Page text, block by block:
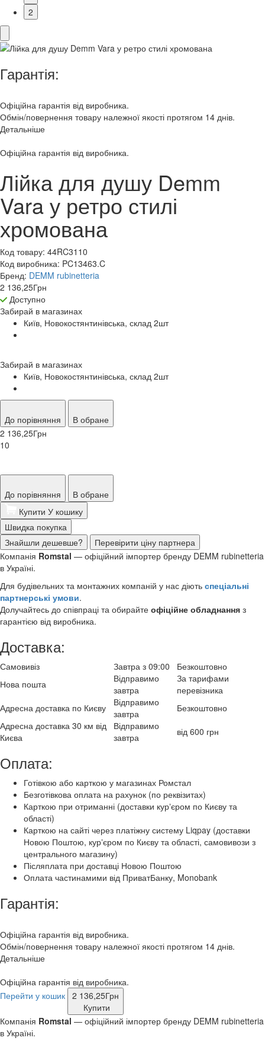
2
Гарантія:
Офіційна гарантія від виробника.
Обмін/повернення товару належної якості протягом 14 днів.
Детальніше
Офіційна гарантія від виробника.
Лійка для душу Demm
Vara у ретро стилі
хромована
Код товару: 44RC3110
Код виробника: PC13463.C
Бренд: DEMM rubinetteria
2 136,25Грн
Доступно
Забирай в магазинах
Київ, Новокостянтинівська, склад 2шт
Забирай в магазинах
Київ, Новокостянтинівська, склад 2шт
До порівняння
В обране
2 136,25Грн
10
До порівняння
В обране
Купити У кошику
Швидка покупка
Знайшли дешевше?
Перевірити ціну партнера
Компанія Romstal — офіційний імпортер бренду DEMM rubinetteria
в Україні.
Для будівельних та монтажних компаній у нас діють спеціальні
партнерські умови.
Долучайтесь до співпраці та обирайте офіційне обладнання з
гарантією від виробника.
Доставка:
Самовивіз Завтра з 09:00
Безкоштовно
Нова пошта
Відправимо
завтра
За тарифами
перевізника
Адресна доставка по Києву
Відправимо
завтра
Безкоштовно
Адресна доставка 30 км від
Києва
Відправимо
завтра
від 600 грн
Оплата:
Готівкою або карткою у магазинах Ромстал
Безготівкова оплата на рахунок (по реквізитах)
Карткою при отриманні (доставки курʼєром по Києву та
області)
Карткою на сайті через платіжну систему Liqpay (доставки
Новою Поштою, курʼєром по Києву та області, самовивози з
центрального магазину)
Післяплата при доставці Новою Поштою
Оплата частинамими від ПриватБанку, Monobank
Гарантія:
Офіційна гарантія від виробника.
Обмін/повернення товару належної якості протягом 14 днів.
Детальніше
Офіційна гарантія від виробника.
Перейти у кошик 2 136,25Грн
Купити
Компанія Romstal — офіційний імпортер бренду DEMM rubinetteria
в Україні.